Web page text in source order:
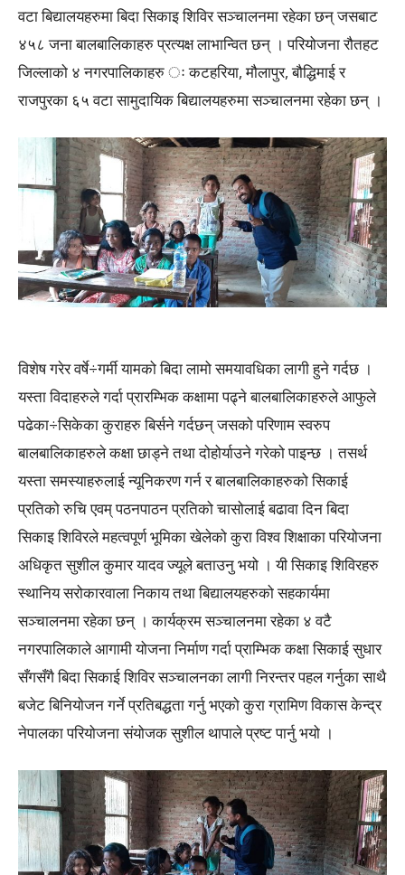
वटा बिद्यालयहरुमा बिदा सिकाइ शिविर सञ्चालनमा रहेका छन् जसबाट
४५८ जना बालबालिकाहरु प्रत्यक्ष लाभान्वित छन् । परियोजना रौतहट
जिल्लाको ४ नगरपालिकाहरु ः कटहरिया, मौलापुर, बौद्धिमाई र
राजपुरका ६५ वटा सामुदायिक बिद्यालयहरुमा सञ्चालनमा रहेका छन् ।
विशेष गरेर वर्षे÷गर्मी यामको बिदा लामो समयावधिका लागी हुने गर्दछ ।
यस्ता विदाहरुले गर्दा प्रारम्भिक कक्षामा पढ्ने बालबालिकाहरुले आफुले
पढेका÷सिकेका कुराहरु बिर्सने गर्दछन् जसको परिणाम स्वरुप
बालबालिकाहरुले कक्षा छाड्ने तथा दोहोर्याउने गरेको पाइन्छ । तसर्थ
यस्ता समस्याहरुलाई न्यूनिकरण गर्न र बालबालिकाहरुको सिकाई
प्रतिको रुचि एवम् पठनपाठन प्रतिको चासोलाई बढावा दिन बिदा
सिकाइ शिविरले महत्वपूर्ण भूमिका खेलेको कुरा विश्व शिक्षाका परियोजना
अधिकृत सुशील कुमार यादव ज्यूले बताउनु भयो । यी सिकाइ शिविरहरु
स्थानिय सरोकारवाला निकाय तथा बिद्यालयहरुको सहकार्यमा
सञ्चालनमा रहेका छन् । कार्यक्रम सञ्चालनमा रहेका ४ वटै
नगरपालिकाले आगामी योजना निर्माण गर्दा प्राम्भिक कक्षा सिकाई सुधार
सँगसँगै बिदा सिकाई शिविर सञ्चालनका लागी निरन्तर पहल गर्नुका साथै
बजेट बिनियोजन गर्ने प्रतिबद्धता गर्नु भएको कुरा ग्रामिण विकास केन्द्र
नेपालका परियोजना संयोजक सुशील थापाले प्रष्ट पार्नु भयो ।